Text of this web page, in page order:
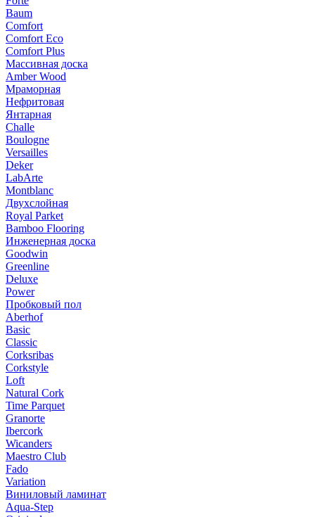
Baum
Comfort
Comfort Eco
Comfort Plus
Массивная доска
Amber Wood
Мраморная
Нефритовая
Янтарная
Challe
Boulogne
Versailles
Deker
LabArte
Montblanc
Двухслойная
Royal Parket
Bamboo Flooring
Инженерная доска
Goodwin
Greenline
Deluxe
Power
Пробковый пол
Aberhof
Basic
Classic
Corksribas
Corkstyle
Loft
Natural Cork
Time Parquet
Granorte
Ibercork
Wicanders
Мaestro Club
Fado
Variation
Виниловый ламинат
Aqua-Step